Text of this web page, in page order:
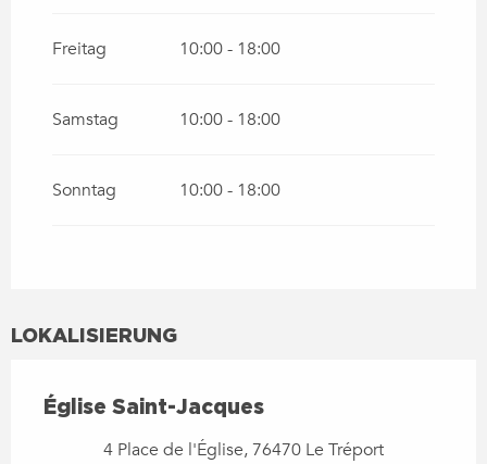
Freitag 10:00 - 18:00
Samstag 10:00 - 18:00
Sonntag 10:00 - 18:00
LOKALISIERUNG
Église Saint-Jacques
4 Place de l'Église, 76470 Le Tréport